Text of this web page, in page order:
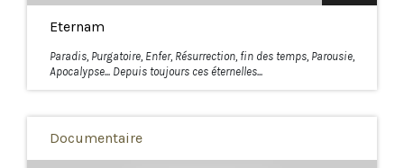
Eternam
Paradis, Purgatoire, Enfer, Résurrection, fin des temps, Parousie,
Apocalypse... Depuis toujours ces éternelles...
Documentaire